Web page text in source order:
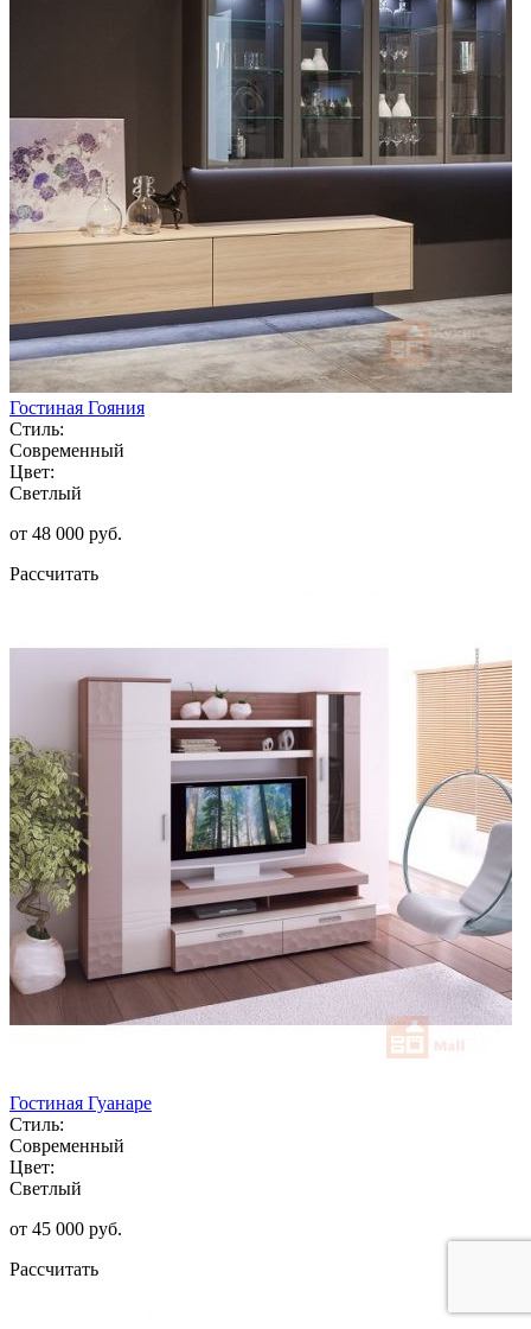
Гостиная Гояния
Стиль:
Современный
Цвет:
Светлый
от 48 000 руб.
Рассчитать
Гостиная Гуанаре
Стиль:
Современный
Цвет:
Светлый
от 45 000 руб.
Рассчитать